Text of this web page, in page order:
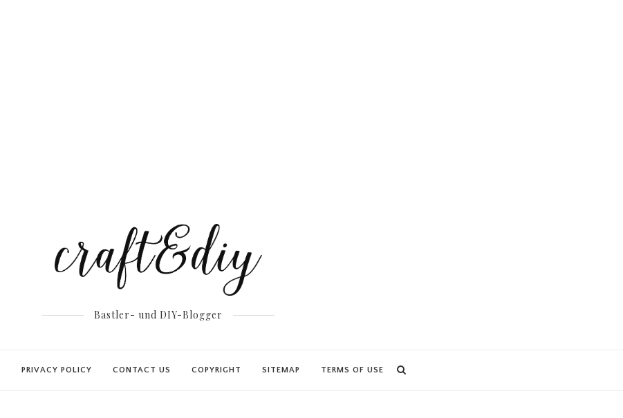
Bastler- und DIY-Blogger
PRIVACY POLICY CONTACT US COPYRIGHT SITEMAP TERMS OF USE